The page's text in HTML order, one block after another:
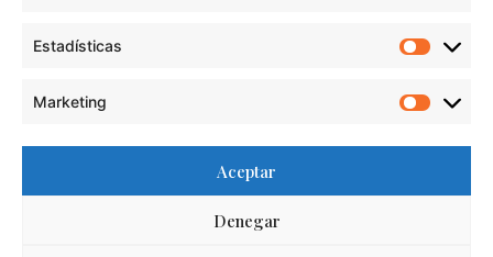
Estadísticas
Marketing
Aceptar
Denegar